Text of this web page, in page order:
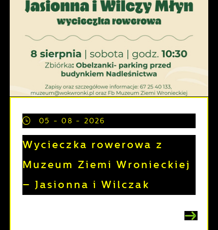
05 - 08 - 2026
Wycieczka rowerowa z
Muzeum Ziemi Wronieckiej
– Jasionna i Wilczak